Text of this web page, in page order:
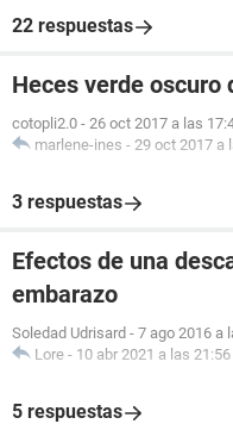
22 respuestas
Heces verde oscuro
cotopli2.0 - 26 oct 2017 a las
marlene-ines - 29 oct 2017 a
3 respuestas
Efectos de una
embarazo
Soledad Udrisard - 7 ago 2016 a
Lore - 10 abr 2021 a las 21:56
5 respuestas